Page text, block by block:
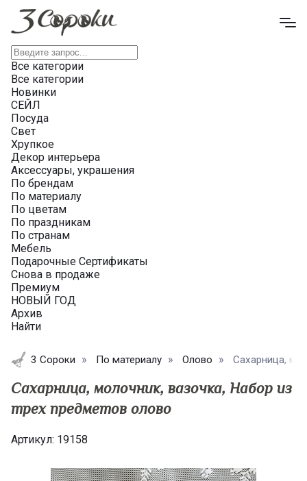
Все категории
Все категории
Новинки
СЕЙЛ
Посуда
Свет
Хрупкое
Декор интерьера
Аксессуары, украшения
По брендам
По материалу
По цветам
По праздникам
По странам
Мебель
Подарочные Сертификаты
Снова в продаже
Премиум
НОВЫЙ ГОД
Архив
Найти
3 Сороки По материалу Олово Сахарница,
Сахарница, молочник, вазочка, Набор из
трех предметов олово
Артикул: 19158